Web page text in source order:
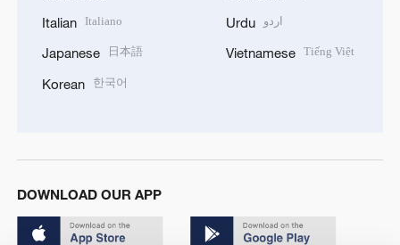
Italian Italiano
Japanese 日本語
Korean 한국어
Urdu اردو
Vietnamese Tiếng Việt
DOWNLOAD OUR APP